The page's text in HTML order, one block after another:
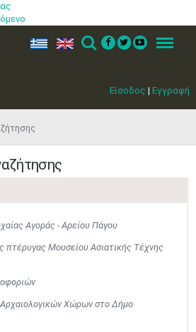
Είσοδος | Εγγραφή
ελ en Search Menu
Αγοράς - Αρείου Πάγου
πτέρυγας Μουσείου Ασιατικής Τέχνης
Χώρων στο Δήμο